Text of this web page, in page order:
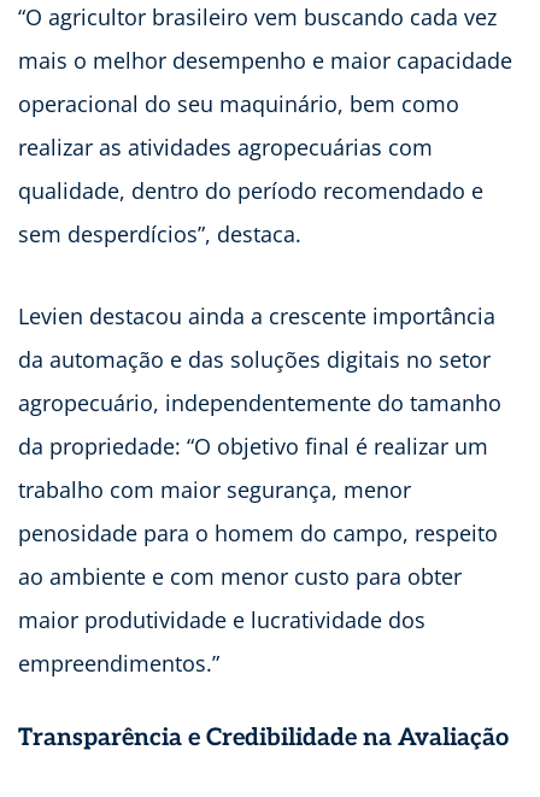
“O agricultor brasileiro vem buscando cada vez
mais o melhor desempenho e maior capacidade
operacional do seu maquinário, bem como
realizar as atividades agropecuárias com
qualidade, dentro do período recomendado e
sem desperdícios”, destaca.
Levien destacou ainda a crescente importância
da automação e das soluções digitais no setor
agropecuário, independentemente do tamanho
da propriedade: “O objetivo final é realizar um
trabalho com maior segurança, menor
penosidade para o homem do campo, respeito
ao ambiente e com menor custo para obter
maior produtividade e lucratividade dos
empreendimentos.”
Transparência e Credibilidade na Avaliação